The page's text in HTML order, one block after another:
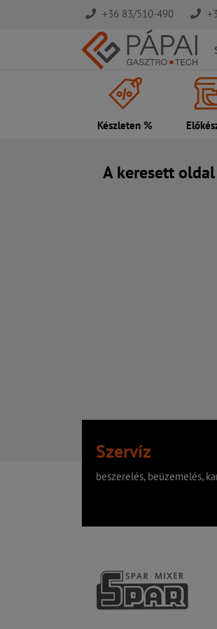
+36 83/510-490
Készleten %
A keresett
Szervíz
beszerelés, beüzemelés,